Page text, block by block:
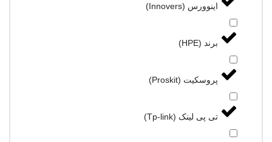
اینوورس (Innovers)
برند (HPE)
پروسکیت (Proskit)
تی پی لینک (Tp-link)